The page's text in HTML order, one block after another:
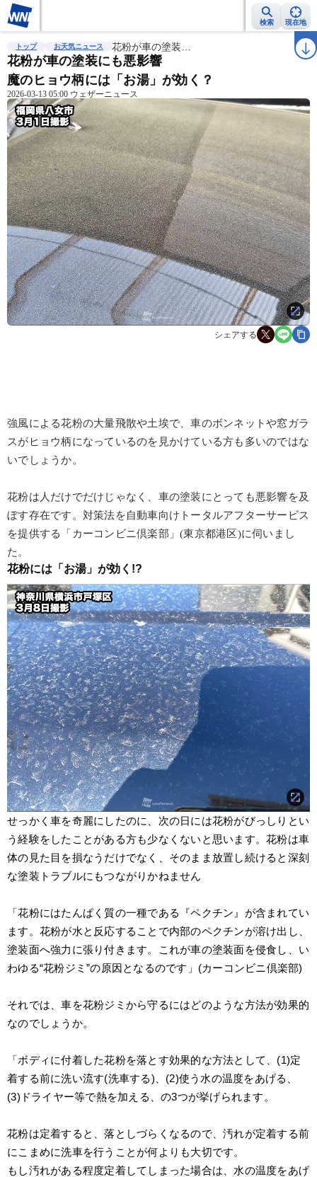
検索 現在地
雨雲レーダー 台風情報 地震情報 ラ
トップ お天気ニュース 花粉が車の塗装…
花粉が車の塗装にも悪影響
魔のヒョウ柄には「お湯」が効く？
2026-03-13 05:00 ウェザーニュース
シェアする
強風による花粉の大量飛散や土埃で、車のボンネットや窓ガラ
スがヒョウ柄になっているのを見かけている方も多いのではな
いでしょうか。
花粉は人だけでだけじゃなく、車の塗装にとっても悪影響を及
ぼす存在です。対策法を自動車向けトータルアフターサービス
を提供する「カーコンビニ倶楽部」(東京都港区)に伺いまし
た。
花粉には「お湯」が効く!?
せっかく車を奇麗にしたのに、次の日には花粉がびっしりとい
う経験をしたことがある方も少なくないと思います。花粉は車
体の見た目を損なうだけでなく、そのまま放置し続けると深刻
な塗装トラブルにもつながりかねません
「花粉にはたんぱく質の一種である『ペクチン』が含まれてい
ます。花粉が水と反応することで内部のペクチンが溶け出し、
塗装面へ強力に張り付きます。これが車の塗装面を侵食し、い
わゆる“花粉ジミ”の原因となるのです」(カーコンビニ倶楽部)
それでは、車を花粉ジミから守るにはどのような方法が効果的
なのでしょうか。
「ボディに付着した花粉を落とす効果的な方法として、(1)定
着する前に洗い流す(洗車する)、(2)使う水の温度をあげる、
(3)ドライヤー等で熱を加える、の3つが挙げられます。
花粉は定着すると、落としづらくなるので、汚れが定着する前
にこまめに洗車を行うことが何よりも大切です。
もし汚れがある程度定着してしまった場合は、水の温度をあげ